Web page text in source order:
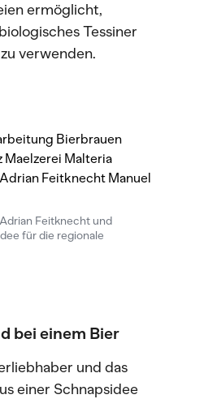
ermöglicht,
Tessiner
verwenden.
Feitknecht und
für die regionale
bei einem Bier
und das
einer Schnapsidee